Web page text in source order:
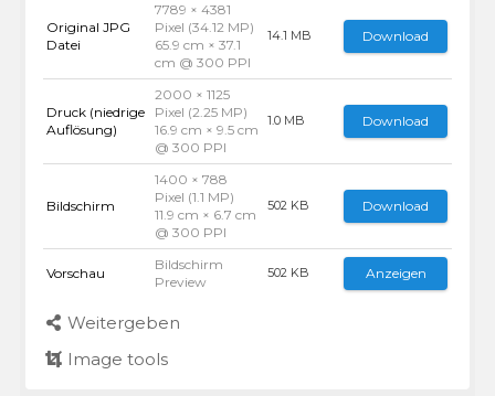
Original JPG
Datei
7789 × 4381
Pixel (34.12 MP)
65.9 cm × 37.1
cm @ 300 PPI
14.1 MB Download
Druck (niedrige
Auflösung)
2000 × 1125
Pixel (2.25 MP)
16.9 cm × 9.5 cm
@ 300 PPI
1.0 MB Download
Bildschirm
1400 × 788
Pixel (1.1 MP)
11.9 cm × 6.7 cm
@ 300 PPI
502 KB Download
Vorschau
Bildschirm
Preview
502 KB Anzeigen
Weitergeben
Image tools